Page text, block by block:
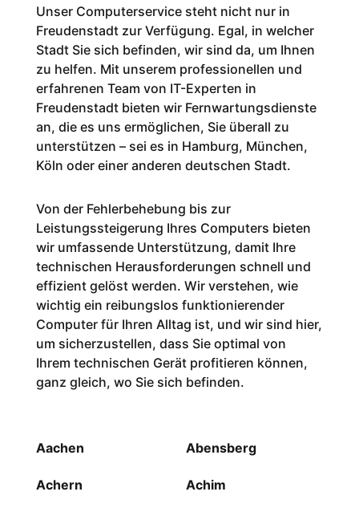
Unser Computerservice steht nicht nur in
Freudenstadtzur Verfügung. Egal, in welcher
Stadt Sie sich befinden, wir sind da, um Ihnen
zu helfen. Mit unserem professionellen und
erfahrenen Team von IT-Experten in
Freudenstadtbieten wir Fernwartungsdienste
an, die es uns ermöglichen, Sie überall zu
unterstützen – sei es in Hamburg, München,
Köln oder einer anderen deutschen Stadt.
Von der Fehlerbehebung bis zur
Leistungssteigerung Ihres Computers bieten
wir umfassende Unterstützung, damit Ihre
technischen Herausforderungen schnell und
effizient gelöst werden. Wir verstehen, wie
wichtig ein reibungslos funktionierender
Computer für Ihren Alltag ist, und wir sind hier,
um sicherzustellen, dass Sie optimal von
Ihrem technischen Gerät profitieren können,
ganz gleich, wo Sie sich befinden.
Aachen Abensberg
Achern Achim